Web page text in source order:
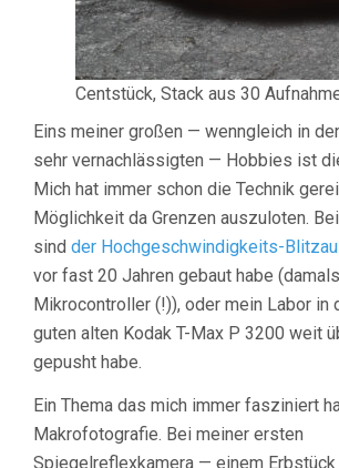
Centstück, Stack aus 30
Eins meiner großen — wenngleich in
sehr vernachlässigten — Hobbies ist
Mich hat immer schon die Technik
Möglichkeit da Grenzen auszuloten.
sind der Hochgeschwindigkeits-
vor fast 20 Jahren gebaut habe
Mikrocontroller (!)), oder mein Labor in
guten alten Kodak T-Max P 3200 weit
gepusht habe.
Ein Thema das mich immer fasziniert
Makrofotografie. Bei meiner ersten
Spiegelreflexkamera — einem Erbstück